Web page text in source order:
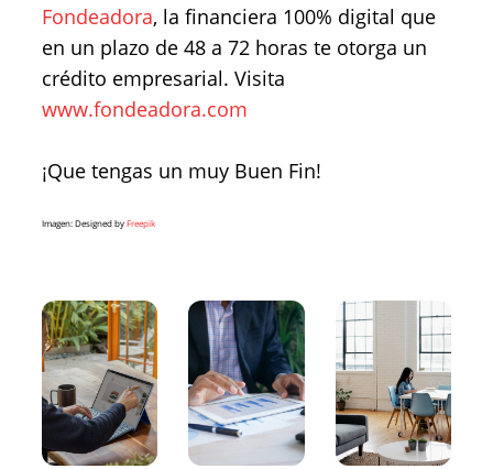
Fondeadora, la financiera 100% digital que
en un plazo de 48 a 72 horas te otorga un
crédito empresarial. Visita
www.fondeadora.com
¡Que tengas un muy Buen Fin!
Imagen: Designed byFreepik